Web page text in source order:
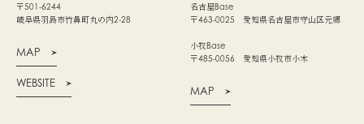
〒501-6244
岐阜県羽島市竹鼻町丸の内2-28
MAP
WEBSITE
名古屋Base
〒463-0025 愛知県名古屋市守山区元郷
小牧Base
〒485-0056 愛知県小牧市小木
MAP